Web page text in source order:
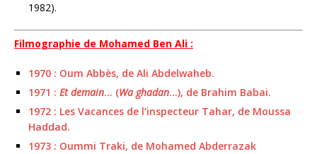
1982).
Filmographie de Mohamed Ben Ali :
1970 : Oum Abbès, de Ali Abdelwaheb.
1971 : Et demain… (Wa ghadan…), de Brahim Babai.
1972 : Les Vacances de l’inspecteur Tahar, de Moussa
Haddad.
1973 : Oummi Traki, de Mohamed Abderrazak